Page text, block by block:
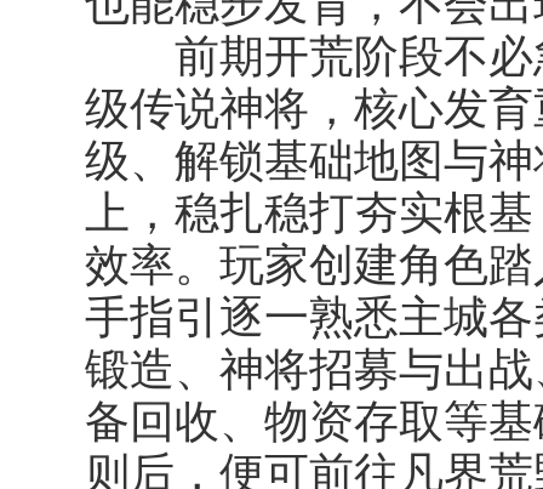
前期开荒阶段不必
级传说神将，核心发
级、解锁基础地图与
上，稳扎稳打夯实根
效率。玩家创建角色
手指引逐一熟悉主城
锻造、神将招募与出
备回收、物资存取等
则后，便可前往凡界